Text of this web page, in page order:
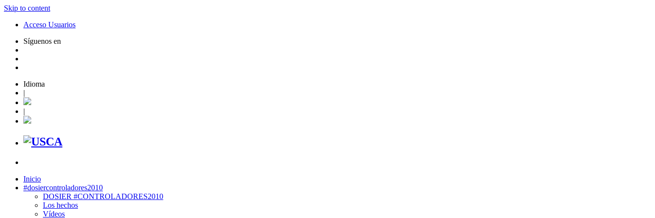
Skip to content
Acceso Usuarios
Síguenos en
Idioma
|
|
Inicio
#dosiercontroladores2010
DOSIER #CONTROLADORES2010
Los hechos
Vídeos